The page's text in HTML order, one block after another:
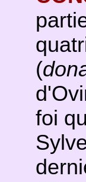
(
foi